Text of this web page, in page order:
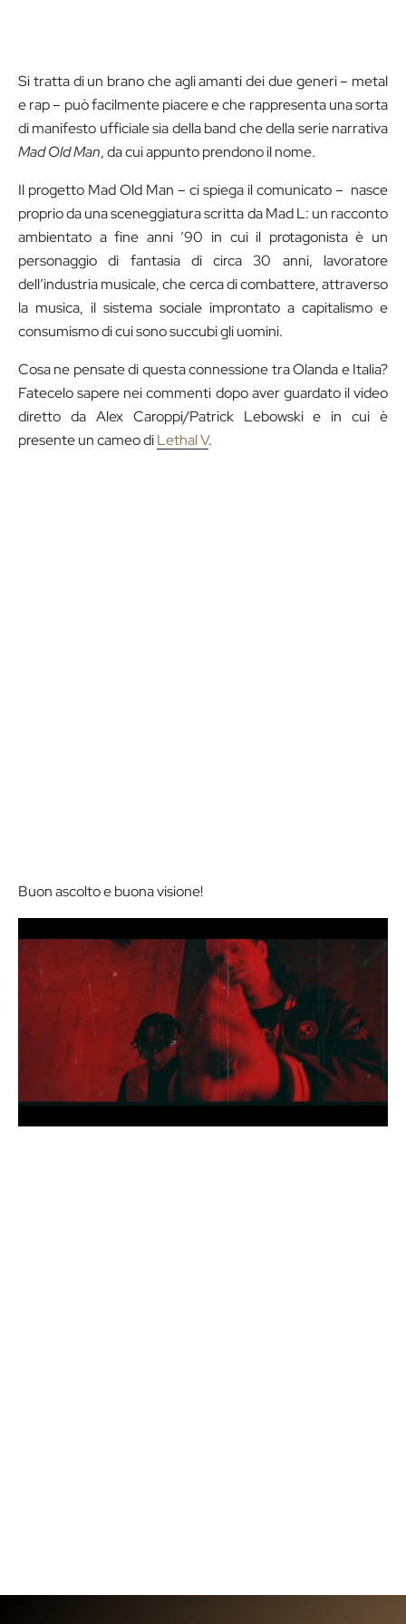
Si tratta di un brano che agli amanti dei due generi – metal
e rap – può facilmente piacere e che rappresenta una sorta
di manifesto ufficiale sia della band che della serie narrativa
Mad Old Man, da cui appunto prendono il nome.
Il progetto Mad Old Man – ci spiega il comunicato – nasce
proprio da una sceneggiatura scritta da Mad L: un racconto
ambientato a fine anni ’90 in cui il protagonista è un
personaggio di fantasia di circa 30 anni, lavoratore
dell’industria musicale, che cerca di combattere, attraverso
la musica, il sistema sociale improntato a capitalismo e
consumismo di cui sono succubi gli uomini.
Cosa ne pensate di questa connessione tra Olanda e Italia?
Fatecelo sapere nei commenti dopo aver guardato il video
diretto da Alex Caroppi/Patrick Lebowski e in cui è
presente un cameo diLethal V.
Buon ascolto e buona visione!